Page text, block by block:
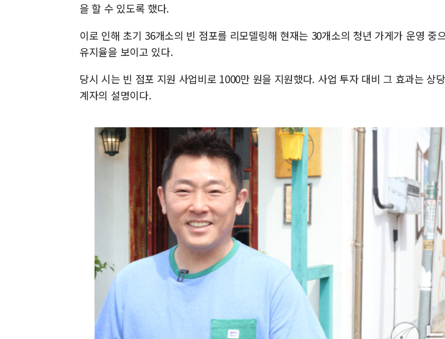
을 할 수 있도록 했다.
이로 인해 초기 36개소의 빈 점포를 리모델링해 현재는 30개소의 청년 가게가 운영 중
유지율을 보이고 있다.
당시 시는 빈 점포 지원 사업비로 1000만 원을 지원했다. 사업 투자 대비 그 효과는 상
계자의 설명이다.